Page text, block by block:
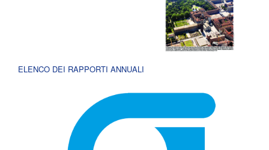
ELENCO DEI RAPPORTI ANNUALI